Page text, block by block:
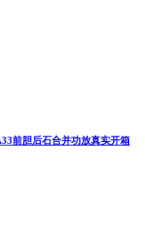
前胆后石合并功放真实开箱